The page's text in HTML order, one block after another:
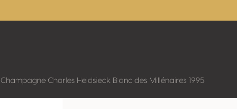
Champagne Charles Heidsieck Blanc des Millénaires 1995